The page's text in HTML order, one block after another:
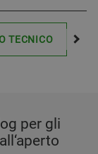
TECNICO
per gli